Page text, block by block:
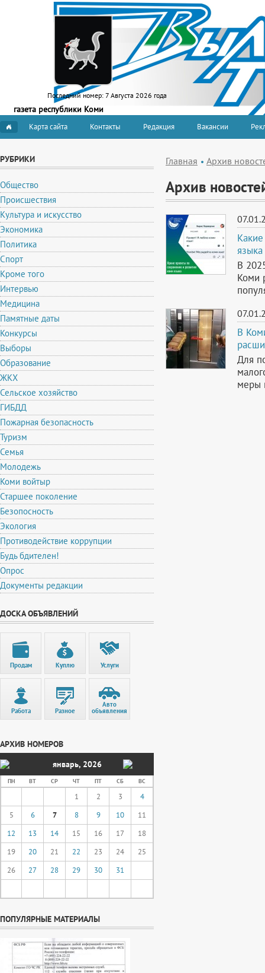
Последний номер: 7 Августа 2026 года
газета республики Коми
Карта сайта Контакты Редакция Вакансии
РУБРИКИ
Общество
Происшествия
Культура и искусство
Экономика
Политика
Спорт
Кроме того
Интервью
Медицина
Памятные даты
Конкурсы
Выборы
Образование
ЖКХ
Сельское хозяйство
ГИБДД
Пожарная безопасность
Туризм
Семья
Молодежь
Коми войтыр
Старшее поколение
Безопосность
Экология
Противодействие коррупции
Будь бдителен!
Опрос
Документы редакции
ДОСКА ОБЪЯВЛЕНИЙ
Продам Куплю Услуги
Работа Разное
Авто
объявления
АРХИВ НОМЕРОВ
январь, 2026
ПН ВТ СР ЧТ ПТ СБ ВС
1 2 3
4
5
6 7 8 9 10
11
12
13 14 15 16 17
18
19
20 21 22 23 24
25
26
27 28 29 30 31
ПОПУЛЯРНЫЕ МАТЕРИАЛЫ
Главная Архив
Архив
В
Коми
В
Для
меры